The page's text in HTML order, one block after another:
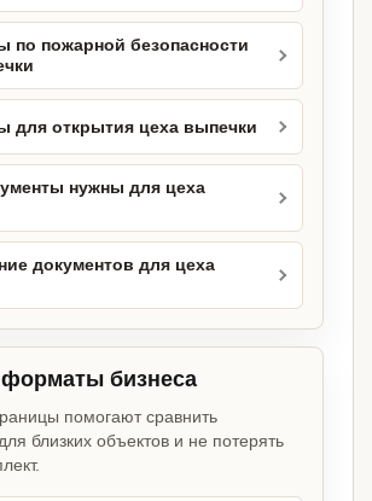
по пожарной безопасности
для открытия цеха выпечки
нужны для цеха
документов для цеха
бизнеса
помогают сравнить
близких объектов и не потерять